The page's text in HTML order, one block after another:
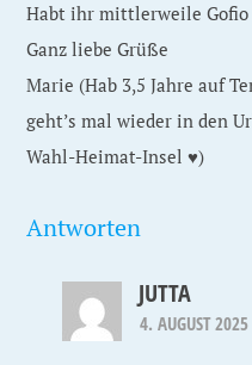
Habt ihr mittlerweile
Ganz liebe Grüße
Marie (Hab 3,5 Jahre auf
geht’s mal wieder in den
Wahl-Heimat-Insel ♥️)
Antworten
JUTTA
4. AUGUST